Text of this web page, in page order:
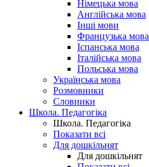
Німецька мова
Англійська мова
Інші мови
Французька мова
Іспанська мова
Італійська мова
Польська мова
Українська мова
Розмовники
Словники
Школа. Педагогіка
Школа. Педагогіка
Показати всі
Для дошкільнят
Для дошкільнят